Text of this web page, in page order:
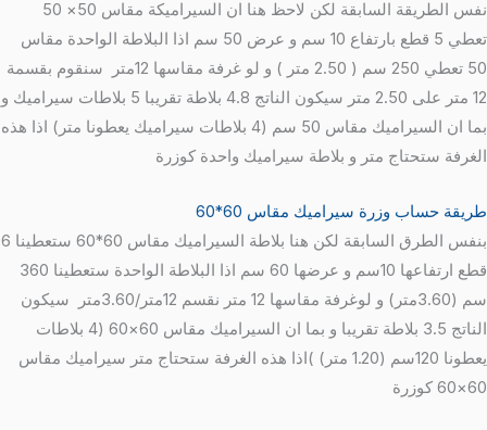
نفس الطريقة السابقة لكن لاحظ هنا ان السيراميكة مقاس 50× 50
تعطي 5 قطع بارتفاع 10 سم و عرض 50 سم اذا البلاطة الواحدة مقاس
50 تعطي 250 سم ( 2.50 متر ) و لو غرفة مقاسها 12متر سنقوم بقسمة
12 متر على 2.50 متر سيكون الناتج 4.8 بلاطة تقريبا 5 بلاطات سيراميك و
بما ان السيراميك مقاس 50 سم (4 بلاطات سيراميك يعطونا متر) اذا هذه
الغرفة ستحتاج متر و بلاطة سيراميك واحدة كوزرة
طريقة حساب وزرة سيراميك مقاس 60*60
بنفس الطرق السابقة لكن هنا بلاطة السيراميك مقاس 60*60 ستعطينا 6
قطع ارتفاعها 10سم و عرضها 60 سم اذا البلاطة الواحدة ستعطينا 360
سم (3.60متر) و لوغرفة مقاسها 12 متر نقسم 12متر/3.60متر سيكون
الناتج 3.5 بلاطة تقريبا و بما ان السيراميك مقاس 60×60 (4 بلاطات
يعطونا 120سم (1.20 متر) )اذا هذه الغرفة ستحتاج متر سيراميك مقاس
60×60 كوزرة